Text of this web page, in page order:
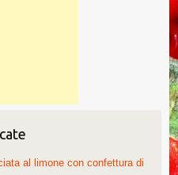
al limone con confettura di